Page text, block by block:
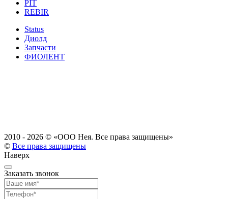
PIT
REBIR
Status
Диолд
Запчасти
ФИОЛЕНТ
2010 - 2026 © «ООО Нея. Все права защищены»
© Все права защищены
Наверх
Заказать звонок